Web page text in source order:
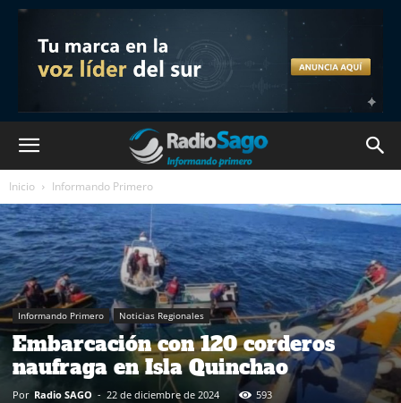
Inicio Informando Primero
Informando Primero Noticias Regionales
Embarcación con 120 corderos
naufraga en Isla Quinchao
Por Radio SAGO - 22 de diciembre de 2024 593